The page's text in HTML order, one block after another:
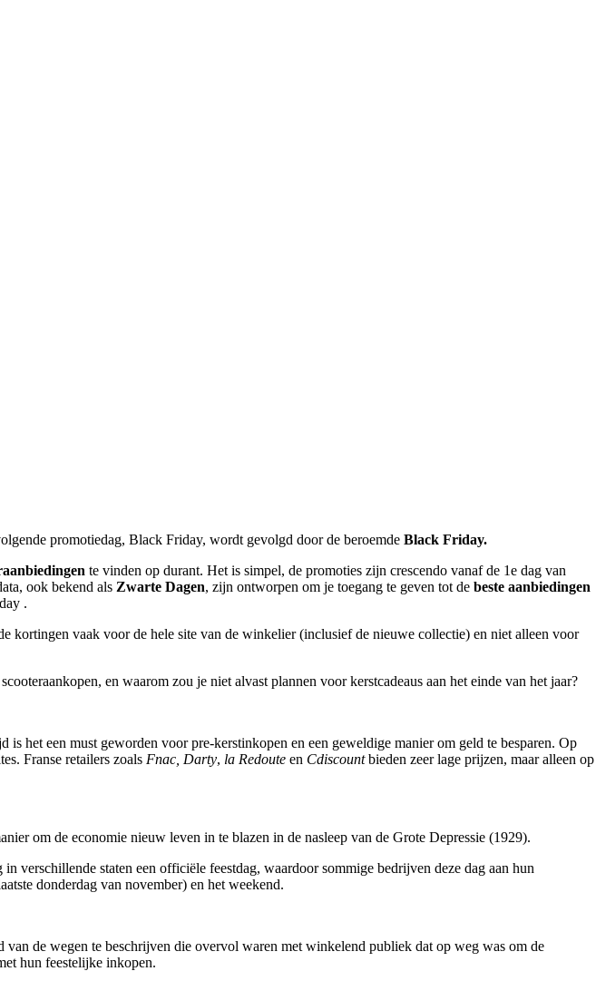
promotiedag, Black Friday, wordt gevolgd door de beroemde Black Friday.
te vinden op durant. Het is simpel, de promoties zijn crescendo vanaf de 1e dag van
ook bekend als Zwarte Dagen, zijn ontworpen om je toegang te geven tot de beste aanbiedingen
.
vaak voor de hele site van de winkelier (inclusief de nieuwe collectie) en niet alleen voor
en waarom zou je niet alvast plannen voor kerstcadeaus aan het einde van het jaar?
is het een must geworden voor pre-kerstinkopen en een geweldige manier om geld te besparen. Op
Franse retailers zoals Fnac, Darty, la Redoute en Cdiscountbieden zeer lage prijzen, maar alleen op
om de economie nieuw leven in te blazen in de nasleep van de Grote Depressie (1929).
verschillende staten een officiële feestdag, waardoor sommige bedrijven deze dag aan hun
donderdag van november) en het weekend.
de wegen te beschrijven die overvol waren met winkelend publiek dat op weg was om de
hun feestelijke inkopen.